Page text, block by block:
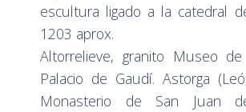
escultura ligado a la catedral
1203 aprox.
Altorrelieve, granito Museo
Palacio de Gaudí. Astorga
Monasterio de San Juan